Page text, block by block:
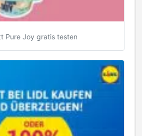
Pure Joy gratis testen